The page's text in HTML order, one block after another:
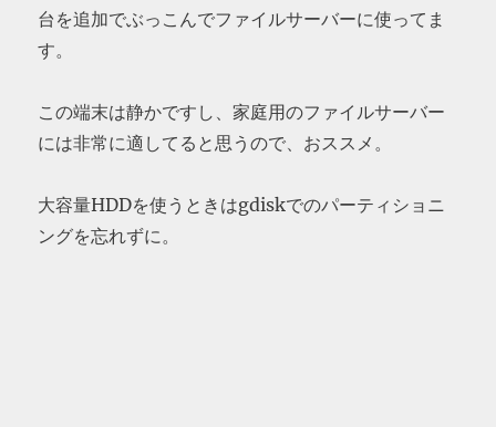
台を追加でぶっこんでファイルサーバーに使ってま
す。
この端末は静かですし、家庭用のファイルサーバー
には非常に適してると思うので、おススメ。
大容量HDDを使うときはgdiskでのパーティショニ
ングを忘れずに。